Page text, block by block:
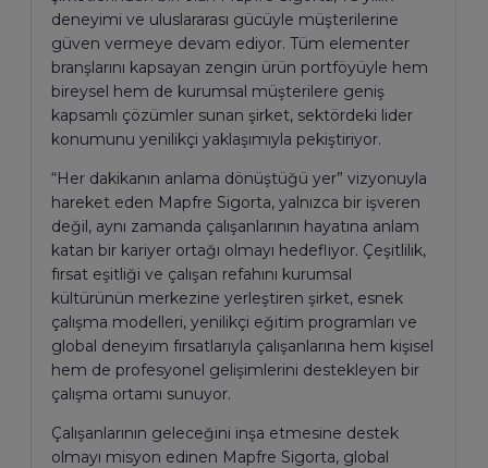
deneyimi ve uluslararası gücüyle müşterilerine
güven vermeye devam ediyor. Tüm elementer
branşlarını kapsayan zengin ürün portföyüyle hem
bireysel hem de kurumsal müşterilere geniş
kapsamlı çözümler sunan şirket, sektördeki lider
konumunu yenilikçi yaklaşımıyla pekiştiriyor.
“Her dakikanın anlama dönüştüğü yer” vizyonuyla
hareket eden Mapfre Sigorta, yalnızca bir işveren
değil, aynı zamanda çalışanlarının hayatına anlam
katan bir kariyer ortağı olmayı hedefliyor. Çeşitlilik,
fırsat eşitliği ve çalışan refahını kurumsal
kültürünün merkezine yerleştiren şirket, esnek
çalışma modelleri, yenilikçi eğitim programları ve
global deneyim fırsatlarıyla çalışanlarına hem kişisel
hem de profesyonel gelişimlerini destekleyen bir
çalışma ortamı sunuyor.
Çalışanlarının geleceğini inşa etmesine destek
olmayı misyon edinen Mapfre Sigorta, global